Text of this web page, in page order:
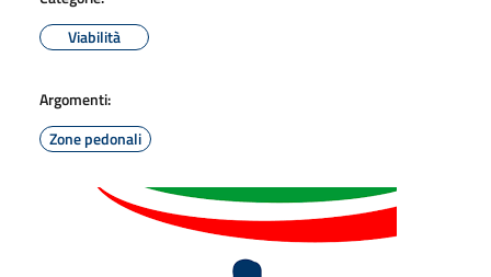
Viabilità
Argomenti:
Zone pedonali